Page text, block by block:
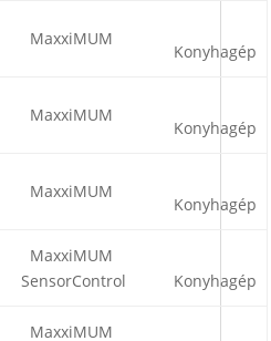
MaxxiMUM
Konyhagép
MaxxiMUM
Konyhagép
MaxxiMUM
Konyhagép
MaxxiMUM
SensorControl
Konyhagép
MaxxiMUM